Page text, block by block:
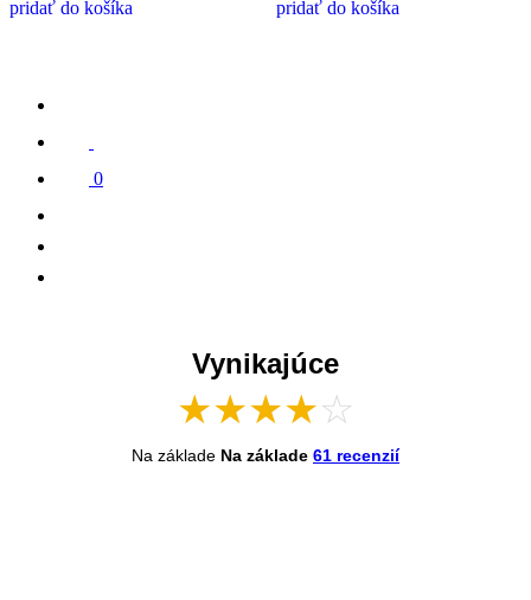
pridať do košíka
pridať do košíka
0
Vynikajúce
★★★★☆
Na základe Na základe 61 recenzií